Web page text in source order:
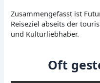
Zusammengefasst ist
Reiseziel abseits der
und Kulturliebhaber.
Oft